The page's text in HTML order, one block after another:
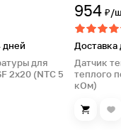
дней
для
2х20 (NTC 5
954 ₽/
Доставка
Датчик
теплого
кОм)